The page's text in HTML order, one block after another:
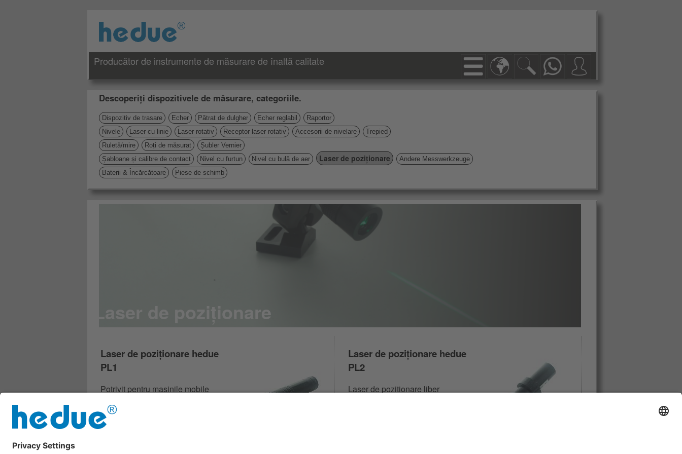
Producător de instrumente de măsurare de înaltă calitate
Descoperiți dispozitivele de măsurare, categoriile.
Dispozitiv de trasare Echer Pătrat de dulgher Echer reglabil
Raportor
Nivele
Laser cu linie Laser rotativ Receptor laser rotativ Accesorii de nivelare
Trepied
Ruletă/mire
Roți de măsurat
Șubler Vernier
Șabloane și calibre de contact
Nivel cu furtun Nivel cu bulă de aer Laser de poziționare
Andere Messwerkzeuge
Baterii & Încărcătoare
Piese de schimb
Laser de poziționare
Laser de poziționare hedue
PL1
Potrivit pentru mașinile mobile
sau baterie reîncărcabilă
2 variante
Laser de poziționare hedue
PL2
Laser de poziționare liber